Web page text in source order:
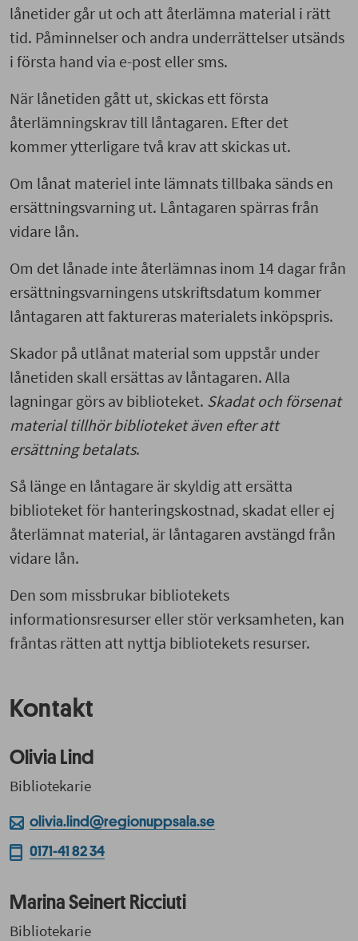
lånetider går ut och att återlämna material i rätt
tid. Påminnelser och andra underrättelser utsänds
i första hand via e-post eller sms.
När lånetiden gått ut, skickas ett första
återlämningskrav till låntagaren. Efter det
kommer ytterligare två krav att skickas ut.
Om lånat materiel inte lämnats tillbaka sänds en
ersättningsvarning ut. Låntagaren spärras från
vidare lån.
Om det lånade inte återlämnas inom 14 dagar från
ersättningsvarningens utskriftsdatum kommer
låntagaren att faktureras materialets inköpspris.
Skador på utlånat material som uppstår under
lånetiden skall ersättas av låntagaren. Alla
lagningar görs av biblioteket. Skadat och försenat
material tillhör biblioteket även efter att
ersättning betalats.
Så länge en låntagare är skyldig att ersätta
biblioteket för hanteringskostnad, skadat eller ej
återlämnat material, är låntagaren avstängd från
vidare lån.
Den som missbrukar bibliotekets
informationsresurser eller stör verksamheten, kan
fråntas rätten att nyttja bibliotekets resurser.
Kontakt
Olivia Lind
Bibliotekarie
olivia.lind@regionuppsala.se
0171-41 82 34
Marina Seinert Ricciuti
Bibliotekarie